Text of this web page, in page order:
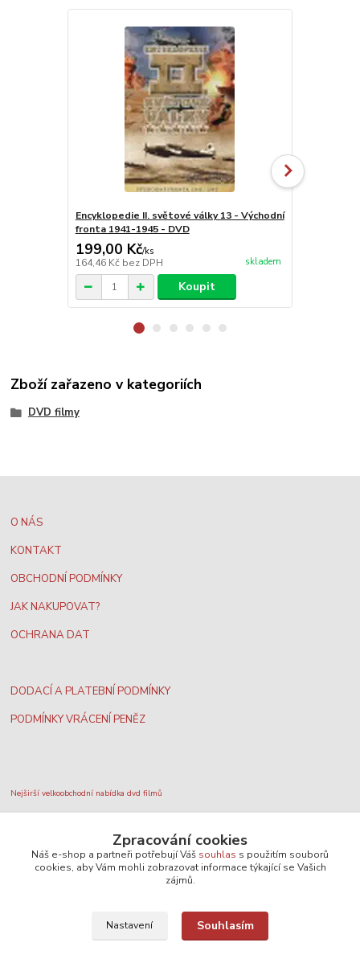
Encyklopedie II. světové války 13 - Východní
fronta 1941-1945 - DVD
199,00 Kč/ks
164,46 Kč bez DPH skladem
Koupit
Zboží zařazeno v kategoriích
DVD filmy
O NÁS
KONTAKT
OBCHODNÍ PODMÍNKY
JAK NAKUPOVAT?
OCHRANA DAT
DODACÍ A PLATEBNÍ PODMÍNKY
PODMÍNKY VRÁCENÍ PENĚZ
Nejširší velkoobchodní nabídka dvd filmů
Plážový volejbal, rezervace kurtůZpracování cookies
Náš e-shop a partneři potřebují Váš souhlas s použitím souborů
cookies, aby Vám mohli zobrazovat informace týkající se Vašich
zájmů.
Nastavení Souhlasím